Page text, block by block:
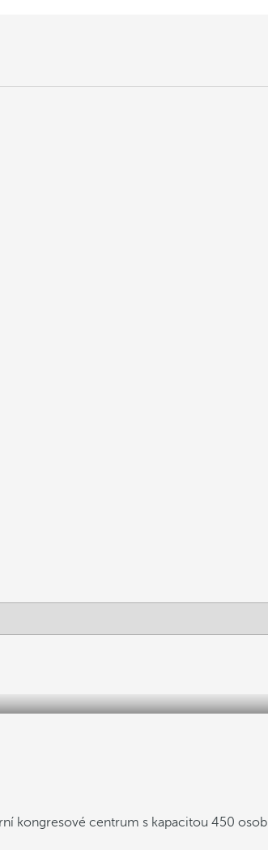
kongresové centrum s kapacitou 450 osob